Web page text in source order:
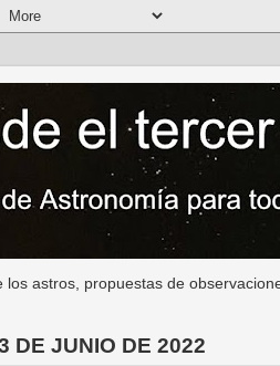
los astros, propuestas de
DE JUNIO DE 2022